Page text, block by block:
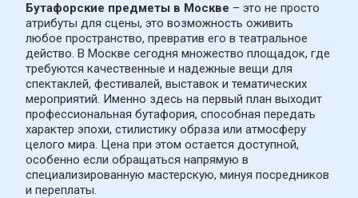
Бутафорские предметы в Москве – это не просто
атрибуты для сцены, это возможность оживить
любое пространство, превратив его в театральное
действо. В Москве сегодня множество площадок, где
требуются качественные и надежные вещи для
спектаклей, фестивалей, выставок и тематических
мероприятий. Именно здесь на первый план выходит
профессиональная бутафория, способная передать
характер эпохи, стилистику образа или атмосферу
целого мира. Цена при этом остается доступной,
особенно если обращаться напрямую в
специализированную мастерскую, минуя посредников
и переплаты.